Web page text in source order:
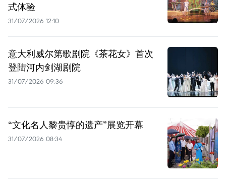
式体验
31/07/2026 12:10
意大利威尔第歌剧院《茶花女》首次
登陆河内剑湖剧院
31/07/2026 09:36
“文化名人黎贵惇的遗产”展览开幕
31/07/2026 08:34